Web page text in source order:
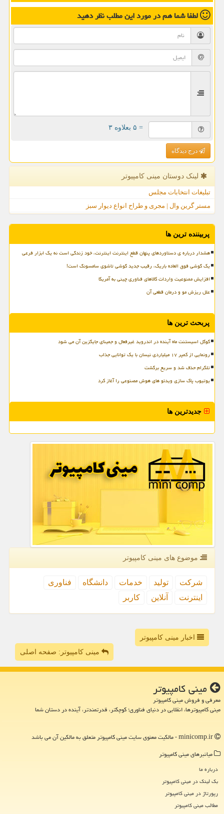
لطفا شما همدر مورد این مطلبنظر دهید
= ۵ بعلاوه ۳
درج دیدگاه
لینک دوستان مینی كامپیوتر
تبلیغات انتخابات مجلس
مستر گرین وال | مجری و طراح انواع دیوار سبز
پربیننده ترین ها
هشدار درباره ی دستاوردهای پنهان قطع اینترنت اینترنت، خود زندگی است نه یک ابزار فرعی
یک گوشی فوق العاده باریک، رقیب جدید گوشی تاشوی سامسونگ است!
افزایش ممنوعیت واردات کالاهای فناوری چینی به آمریکا
علل ریزش مو و درمان قطعی آن
پربحث ترین ها
گوگل اسیستنت ماه آینده در اندروید غیرفعال و جمینای جایگزین آن می شود
رونمایی از کمپر ۱۷ میلیاردی نیسان با یک توانایی جذاب
تلگرام حذف شد و سریع برگشت
یوتیوب پاک سازی ویدئو های هوش مصنوعی را آغاز کرد
جدیدترین ها
موضوع های مینی كامپیوتر
شركت تولید خدمات دانشگاه
فناوری
اینترنت
آنلاین كاربر
اخبار مینی کامپیوتر
مینی کامپیوتر: صفحه اصلی
مینی كامپیوتر
معرفی و فروش مینی کامپیوتر
مینی کامپیوترها، انقلابی در دنیای فناوری؛ کوچکتر، قدرتمندتر، آینده در دستان شما
میانبرهای مینی كامپیوتر
درباره ما
بک لینک در مینی كامپیوتر
رپورتاژ در مینی كامپیوتر
مطالب مینی كامپیوتر